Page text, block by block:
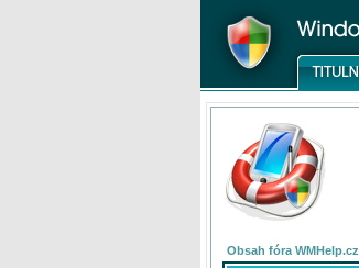
Obsah fóra WMHelp.cz